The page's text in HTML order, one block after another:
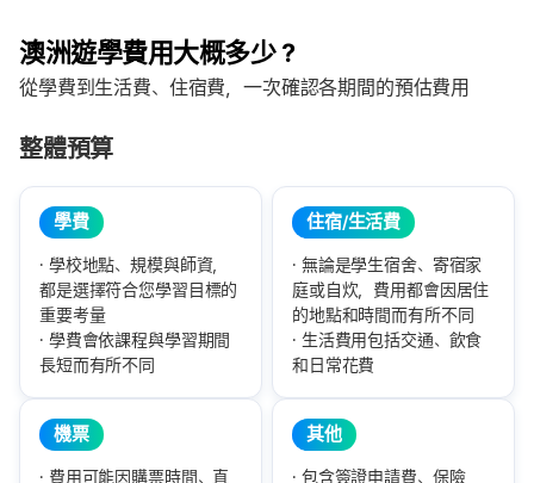
澳洲遊學費用大概多少？
從學費到生活費、住宿費，一次確認各期間的預估費用
整體預算
學費
學校地點、規模與師資，
都是選擇符合您學習目標的
重要考量
學費會依課程與學習期間
長短而有所不同
住宿/生活費
無論是學生宿舍、寄宿家
庭或自炊，費用都會因居住
的地點和時間而有所不同
生活費用包括交通、飲食
和日常花費
機票
費用可能因購票時間、直
其他
包含簽證申請費、保險